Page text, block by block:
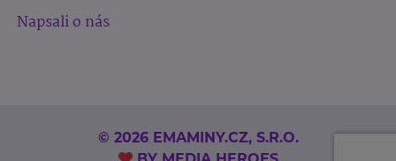
Napsali o nás
© 2026 EMAMINY.CZ, S.R.O.